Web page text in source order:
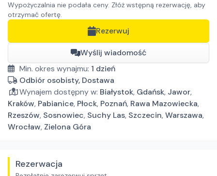
Wypożyczalnia nie podała ceny. Złóż wstępną rezerwację, aby
otrzymać ofertę.
Rezerwuj
Wyślij wiadomość
Min. okres wynajmu: 1 dzień
Odbiór osobisty, Dostawa
Wynajem dostępny w: Białystok, Gdańsk, Jawor,
Kraków, Pabianice, Płock, Poznań, Rawa Mazowiecka,
Rzeszów, Sosnowiec, Suchy Las, Szczecin,Warszawa,
Wrocław, Zielona Góra
Rezerwacja